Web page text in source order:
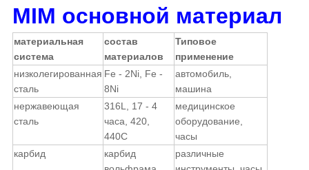
MIM основной материал
материальная
система
состав
материалов
Типовое
применение
низколегированная
сталь
Fe - 2Ni, Fe -
8Ni
автомобиль,
машина
нержавеющая
сталь
316L, 17 - 4
часа, 420,
440C
медицинское
оборудование,
часы
карбид
карбид
различные